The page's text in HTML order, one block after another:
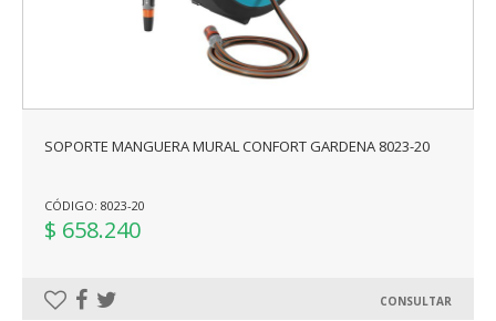
SOPORTE MANGUERA MURAL CONFORT GARDENA 8023-20
CÓDIGO: 8023-20
$ 658.240
CONSULTAR